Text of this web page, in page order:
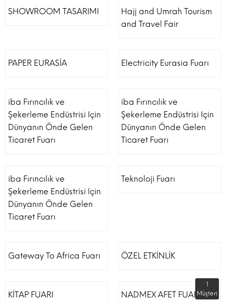
SHOWROOM TASARIMI
Hajj and Umrah Tourism
and Travel Fair
PAPER EURASİA Electricity Eurasia Fuarı
iba Fırıncılık ve
Şekerleme Endüstrisi Için
Dünyanın Önde Gelen
Ticaret Fuarı
iba Fırıncılık ve
Şekerleme Endüstrisi Için
Dünyanın Önde Gelen
Ticaret Fuarı
iba Fırıncılık ve
Şekerleme Endüstrisi Için
Dünyanın Önde Gelen
Ticaret Fuarı
Teknoloji Fuarı
Gateway To Africa Fuarı ÖZEL ETKİNLİK
KİTAP FUARI NADMEX AFET FUARI
1
Müşteri